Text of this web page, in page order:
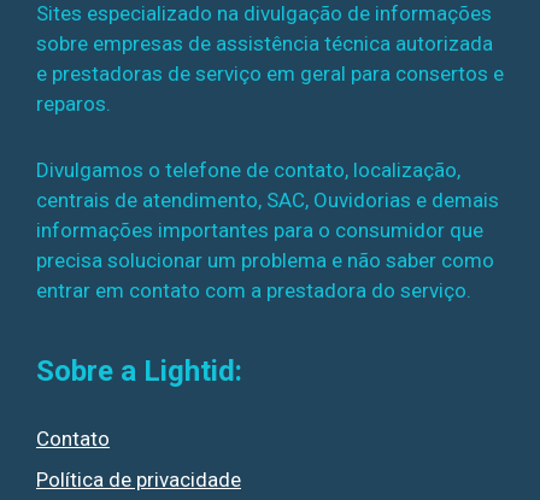
Sites especializado na divulgação de informações
sobre empresas de assistência técnica autorizada
e prestadoras de serviço em geral para consertos e
reparos.
Divulgamos o telefone de contato, localização,
centrais de atendimento, SAC, Ouvidorias e demais
informações importantes para o consumidor que
precisa solucionar um problema e não saber como
entrar em contato com a prestadora do serviço.
Sobre a Lightid:
Contato
Política de privacidade